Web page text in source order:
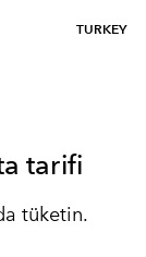
TURKEY
tarifi
tüketin.